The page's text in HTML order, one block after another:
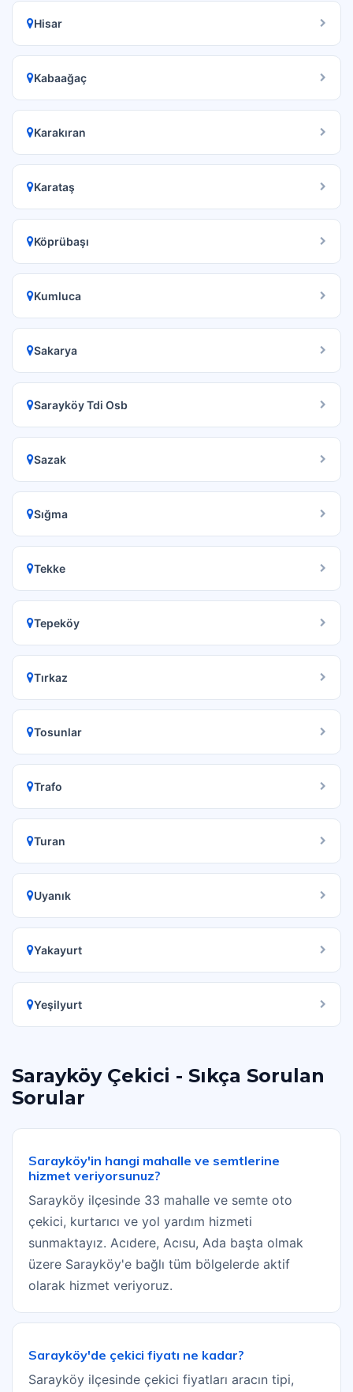
Hisar
Kabaağaç
Karakıran
Karataş
Köprübaşı
Kumluca
Sakarya
Sarayköy Tdi Osb
Sazak
Sığma
Tekke
Tepeköy
Tırkaz
Tosunlar
Trafo
Turan
Uyanık
Yakayurt
Yeşilyurt
Sarayköy Çekici - Sıkça Sorulan
Sorular
Sarayköy'in hangi mahalle ve semtlerine
hizmet veriyorsunuz?
Sarayköy ilçesinde 33 mahalle ve semte oto
çekici, kurtarıcı ve yol yardım hizmeti
sunmaktayız. Acıdere, Acısu, Ada başta olmak
üzere Sarayköy'e bağlı tüm bölgelerde aktif
olarak hizmet veriyoruz.
Sarayköy'de çekici fiyatı ne kadar?
Sarayköy ilçesinde çekici fiyatları aracın tipi,